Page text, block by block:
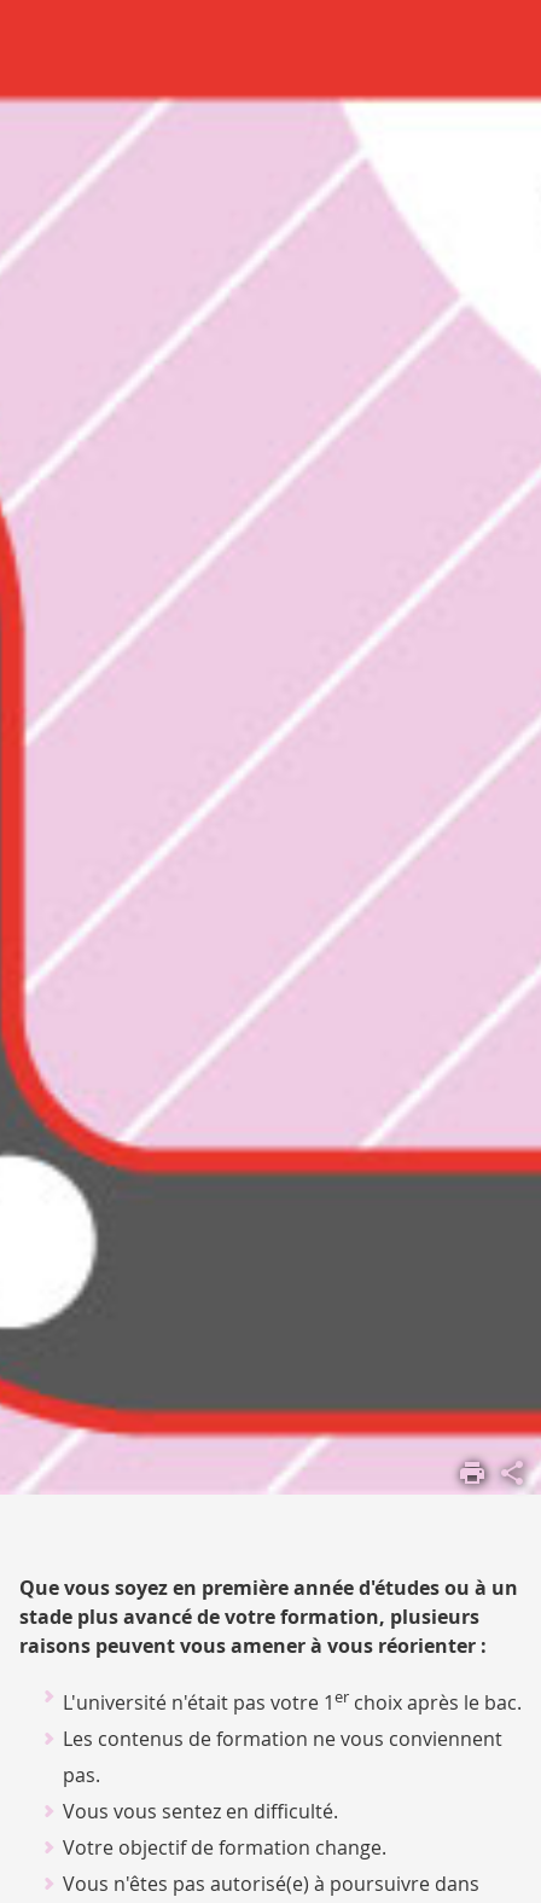
ACCUEIL
S'ORIENTER,
S'ORIENTER,
S'INSÉRER
ORIENTER,
CONSTRUIRE
Que vous soyez en première année d'études ou à un
stade plus avancé de votre formation, plusieurs
raisons peuvent vous amener à vous réorienter :
L'université n'était pas votre 1erchoix après le bac.
Les contenus de formation ne vous conviennent
pas.
Vous vous sentez en difficulté.
Votre objectif de formation change.
Vous n'êtes pas autorisé(e) à poursuivre dans